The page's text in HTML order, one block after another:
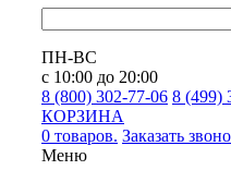
ПН-ВС
с 10:00 до 20:00
8 (800) 302-77-06 8 (499)
КОРЗИНА
0 товаров. Заказать
Меню